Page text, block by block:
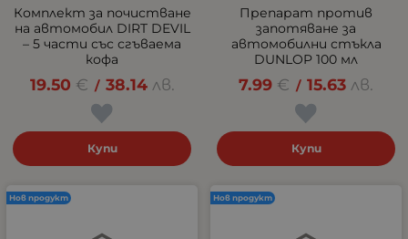
Комплект за почистване
на автомобил DIRT DEVIL
– 5 части със сгъваема
кофа
19.50 € / 38.14 лв.
Купи
Препарат против
запотяване за
автомобилни стъкла
DUNLOP 100 мл
7.99 € / 15.63 лв.
Купи
Нов продукт Нов продукт